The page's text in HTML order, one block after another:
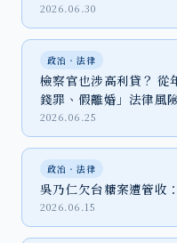
2026.06.30
政治‧法律
檢察官也涉高利貸？ 從
錢罪、假離婚」法律風
2026.06.25
政治‧法律
吳乃仁欠台糖案遭管收
2026.06.15